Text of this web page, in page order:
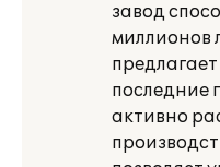
завод
миллионов
последние
активно